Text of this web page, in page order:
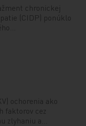
chronickej
(CIDP) ponúklo
ochorenia ako
faktorov cez
zlyhaniu a…